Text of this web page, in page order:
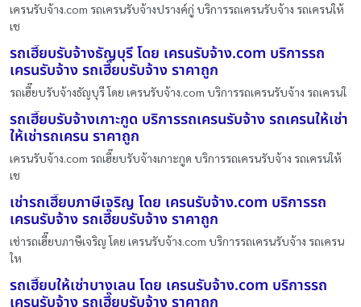
เครนรับจ้าง.com รถเครนรับจ้างปรางค์กู่ บริการรถเครนรับจ้าง รถเครนให้
เช
รถเฮี๊ยบรับจ้างธัญบุรี โดย เครนรับจ้าง.com บริการรถ
เครนรับจ้าง รถเฮี๊ยบรับจ้าง ราคาถูก
รถเฮี๊ยบรับจ้างธัญบุรี โดย เครนรับจ้าง.com บริการรถเครนรับจ้าง รถเครนใ
รถเฮี๊ยบรับจ้างเกาะกูด บริการรถเครนรับจ้าง รถเครนให้เช่า
ให้เช่ารถเครน ราคาถูก
เครนรับจ้าง.com รถเฮี๊ยบรับจ้างเกาะกูด บริการรถเครนรับจ้าง รถเครนให้
เช
เช่ารถเฮี๊ยบภาษีเจริญ โดย เครนรับจ้าง.com บริการรถ
เครนรับจ้าง รถเฮี๊ยบรับจ้าง ราคาถูก
เช่ารถเฮี๊ยบภาษีเจริญ โดย เครนรับจ้าง.com บริการรถเครนรับจ้าง รถเครน
ให
รถเฮี๊ยบให้เช่าบางเลน โดย เครนรับจ้าง.com บริการรถ
เครนรับจ้าง รถเฮี๊ยบรับจ้าง ราคาถูก